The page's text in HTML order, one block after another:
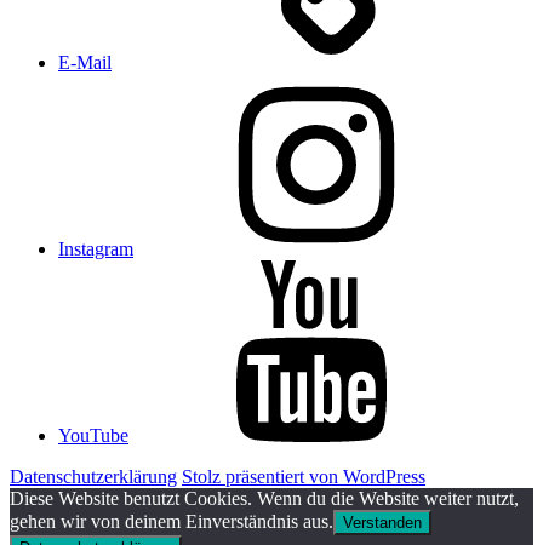
E-Mail
Instagram
YouTube
Datenschutzerklärung Stolz präsentiert von WordPress
Diese Website benutzt Cookies. Wenn du die Website weiter nutzt,
gehen wir von deinem Einverständnis aus. Verstanden